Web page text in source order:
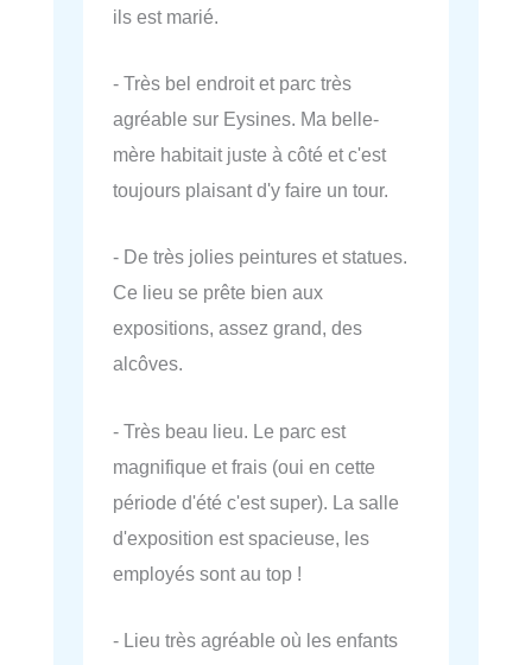
ils est marié.
- Très bel endroit et parc très
agréable sur Eysines. Ma belle-
mère habitait juste à côté et c'est
toujours plaisant d'y faire un tour.
- De très jolies peintures et statues.
Ce lieu se prête bien aux
expositions, assez grand, des
alcôves.
- Très beau lieu. Le parc est
magnifique et frais (oui en cette
période d'été c'est super). La salle
d'exposition est spacieuse, les
employés sont au top !
- Lieu très agréable où les enfants